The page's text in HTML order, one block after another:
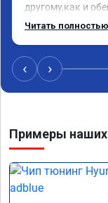
другому,как и
Рекомендую
Читать полностью
‹ ›
Примеры